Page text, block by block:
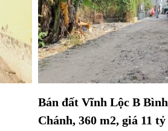
Bán đất Vĩnh Lộc B Bình
Chánh, 360 m2, giá 11 tỷ